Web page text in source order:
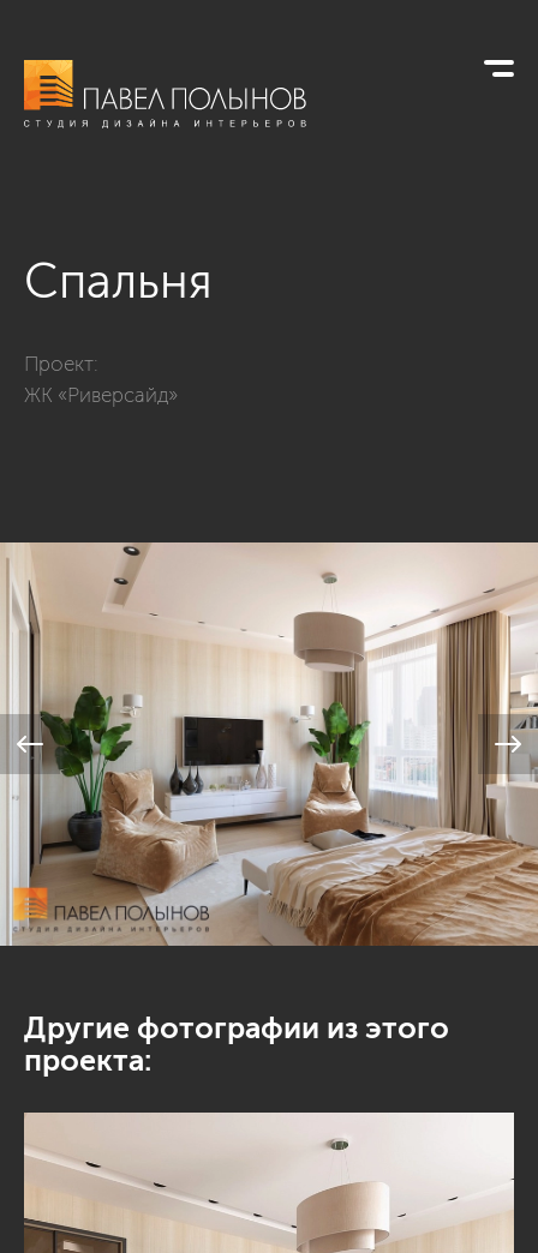
Спальня
Проект:
ЖК «Риверсайд»
Другие фотографии из этого
проекта: